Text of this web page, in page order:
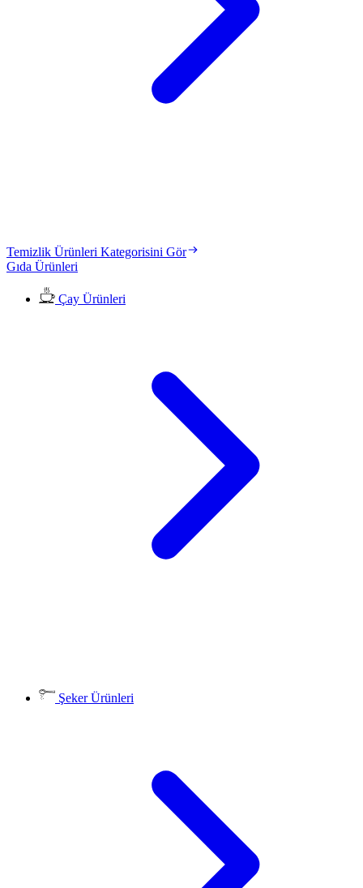
Temizlik Ürünleri Kategorisini Gör
Gıda Ürünleri
Çay Ürünleri
Şeker Ürünleri